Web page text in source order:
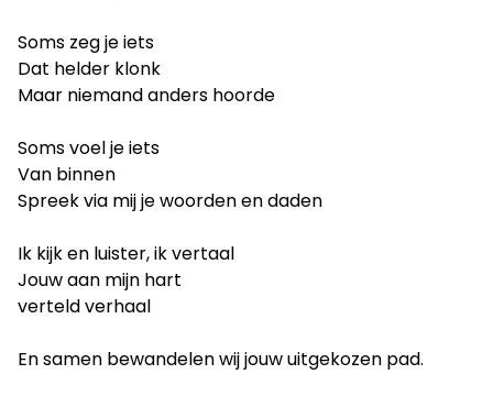
Soms zeg je iets
Dat helder klonk
Maar niemand anders hoorde
Soms voel je iets
Van binnen
Spreek via mij je woorden en daden
Ik kijk en luister, ik vertaal
Jouw aan mijn hart
verteld verhaal
En samen bewandelen wij jouw uitgekozen pad.